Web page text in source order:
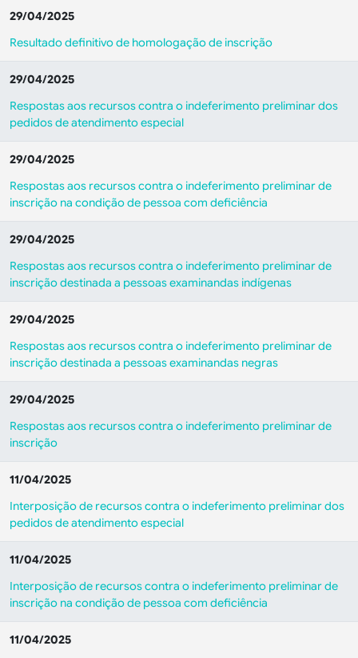
29/04/2025
Resultado definitivo de homologação de inscrição
29/04/2025
Respostas aos recursos contra o indeferimento preliminar dos
pedidos de atendimento especial
29/04/2025
Respostas aos recursos contra o indeferimento preliminar de
inscrição na condição de pessoa com deficiência
29/04/2025
Respostas aos recursos contra o indeferimento preliminar de
inscrição destinada a pessoas examinandas indígenas
29/04/2025
Respostas aos recursos contra o indeferimento preliminar de
inscrição destinada a pessoas examinandas negras
29/04/2025
Respostas aos recursos contra o indeferimento preliminar de
inscrição
11/04/2025
Interposição de recursos contra o indeferimento preliminar dos
pedidos de atendimento especial
11/04/2025
Interposição de recursos contra o indeferimento preliminar de
inscrição na condição de pessoa com deficiência
11/04/2025